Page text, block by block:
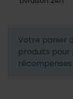
Votre panier
produits pour